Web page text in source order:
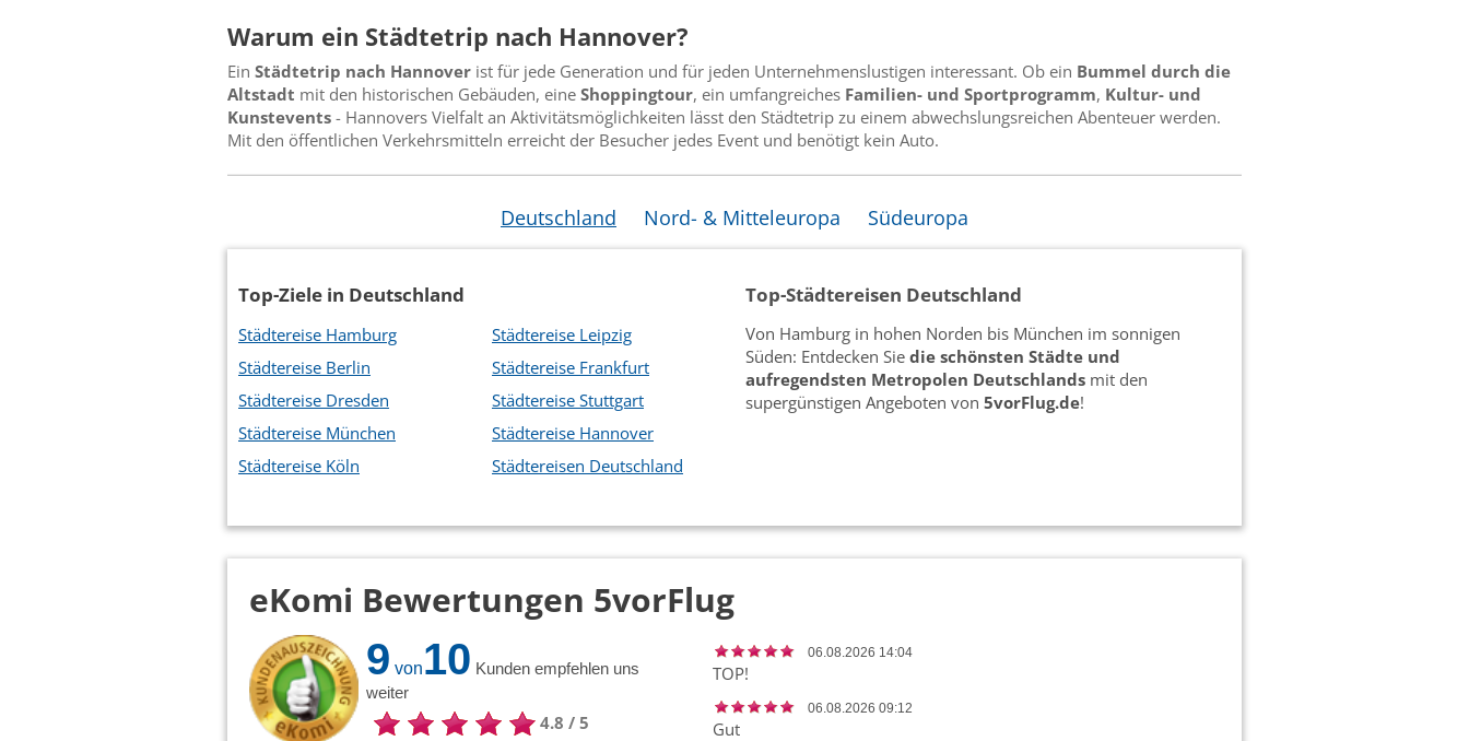
Warum ein Städtetrip nach Hannover?
Ein Städtetrip nach Hannover ist für jede Generation und für jeden Unternehmenslustigen interessant. Ob ein Bummel durch die
Altstadt mit den historischen Gebäuden, eine Shoppingtour, ein umfangreiches Familien- und Sportprogramm, Kultur- und
Kunstevents - Hannovers Vielfalt an Aktivitätsmöglichkeiten lässt den Städtetrip zu einem abwechslungsreichen Abenteuer werden.
Mit den öffentlichen Verkehrsmitteln erreicht der Besucher jedes Event und benötigt kein Auto.
Deutschland Nord- & Mitteleuropa Südeuropa
Top-Ziele in Deutschland
Städtereise Hamburg
Städtereise Berlin
Städtereise Dresden
Städtereise München
Städtereise Köln
Städtereise Leipzig
Städtereise Frankfurt
Städtereise Stuttgart
Städtereise Hannover
Städtereisen Deutschland
Top-Städtereisen Deutschland
Von Hamburg in hohen Norden bis München im sonnigen
Süden: Entdecken Sie die schönsten Städte und
aufregendsten Metropolen Deutschlands mit den
supergünstigen Angeboten von 5vorFlug.de!
eKomi Bewertungen 5vorFlug
9 von10 Kunden empfehlen uns
weiter
4.8 / 5
06.08.2026 14:04
TOP!
06.08.2026 09:12
Gut